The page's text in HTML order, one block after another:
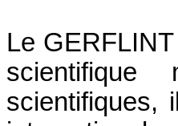
Le
scientifique
scientifiques,